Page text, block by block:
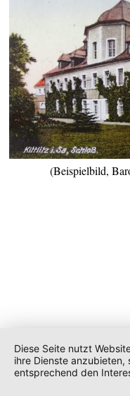
(Beispielbild,
Diese Seite nutzt
ihre Dienste
entsprechend den